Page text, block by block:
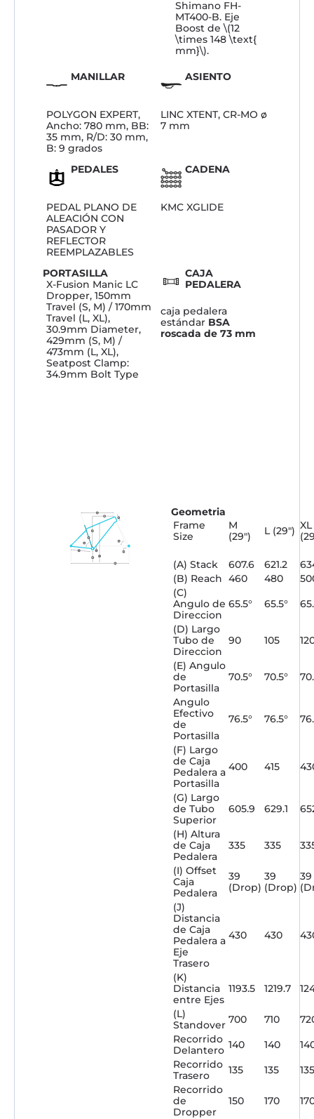
Shimano FH-
MT400-B. Eje
Boost de \(12
\times 148 \text{
mm}\).
MANILLAR
POLYGON EXPERT,
Ancho: 780 mm, BB:
35 mm, R/D: 30 mm,
B: 9 grados
ASIENTO
LINC XTENT, CR-MO ø
7 mm
PEDALES
PEDAL PLANO DE
ALEACIÓN CON
PASADOR Y
REFLECTOR
REEMPLAZABLES
CADENA
KMC XGLIDE
PORTASILLA
X-Fusion Manic LC
Dropper, 150mm
Travel (S, M) / 170mm
Travel (L, XL),
30.9mm Diameter,
429mm (S, M) /
473mm (L, XL),
Seatpost Clamp:
34.9mm Bolt Type
CAJA
PEDALERA
caja pedalera
estándar BSA
roscada de 73 mm
Geometria
Frame
Size
M
(29″)
L (29″) XL
(A) Stack 607.6 621.2
(B) Reach 460 480
(C)
Angulo de
Direccion
65.5° 65.5°
(D) Largo
Tubo de
Direccion
90 105
(E) Angulo
de
Portasilla
70.5° 70.5°
Angulo
Efectivo
de
Portasilla
76.5° 76.5°
(F) Largo
de Caja
Pedalera a
Portasilla
400 415
(G) Largo
de Tubo
Superior
605.9 629.1
(H) Altura
de Caja
Pedalera
335 335
(I) Offset
Caja
Pedalera
39
(Drop)
39
(Drop)
39
(J)
Distancia
de Caja
Pedalera a
Eje
Trasero
430 430
(K)
Distancia
entre Ejes
1193.5 1219.7
(L)
Standover 700 710
Recorrido
Delantero 140 140
Recorrido
Trasero
135 135
135
Recorrido
de
Dropper
150 170